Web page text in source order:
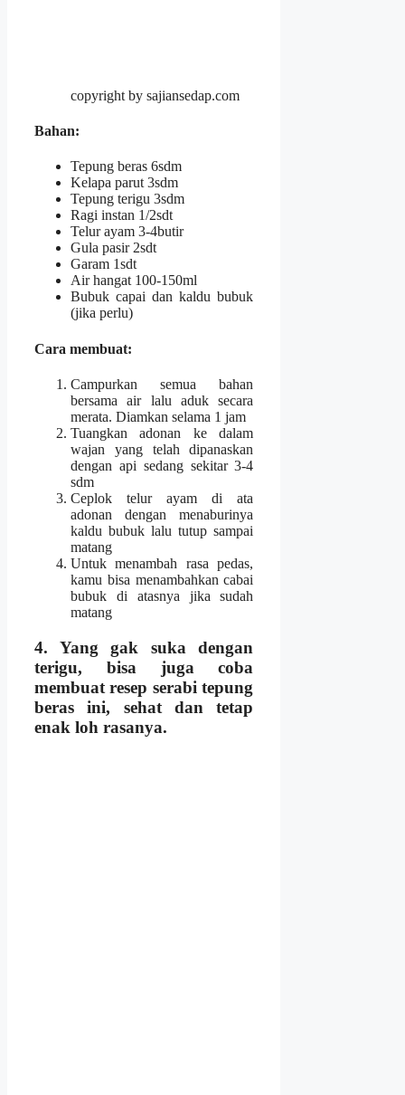
copyright by sajiansedap.com
Bahan:
Tepung beras 6sdm
Kelapa parut 3sdm
Tepung terigu 3sdm
Ragi instan 1/2sdt
Telur ayam 3-4butir
Gula pasir 2sdt
Garam 1sdt
Air hangat 100-150ml
Bubuk capai dan kaldu bubuk
(jika perlu)
Cara membuat:
Campurkan semua bahan
bersama air lalu aduk secara
merata. Diamkan selama 1 jam
Tuangkan adonan ke dalam
wajan yang telah dipanaskan
dengan api sedang sekitar 3-4
sdm
Ceplok telur ayam di ata
adonan dengan menaburinya
kaldu bubuk lalu tutup sampai
matang
Untuk menambah rasa pedas,
kamu bisa menambahkan cabai
bubuk di atasnya jika sudah
matang
4. Yang gak suka dengan
terigu, bisa juga coba
membuat resep serabi tepung
berasini, sehat dan tetap
enak loh rasanya.